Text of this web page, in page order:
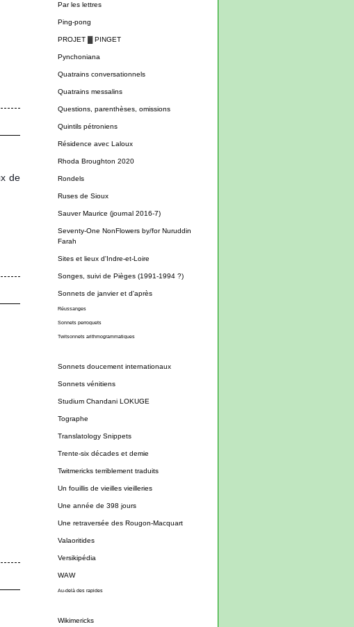
Par les lettres
Ping-pong
PROJET ▓ PINGET
Pynchoniana
Quatrains conversationnels
Quatrains messalins
Questions, parenthèses, omissions
Quintils pétroniens
Résidence avec Laloux
Rhoda Broughton 2020
Rondels
Ruses de Sioux
Sauver Maurice (journal 2016-7)
Seventy-One NonFlowers by/for Nuruddin
Farah
Sites et lieux d'Indre-et-Loire
Songes, suivi de Pièges (1991-1994 ?)
Sonnets de janvier et d'après
Réussanges
Sonnets perroquets
Twitsonnets arithmogrammatiques
Sonnets doucement internationaux
Sonnets vénitiens
Studium Chandani LOKUGE
Tographe
Translatology Snippets
Trente-six décades et demie
Twitmericks terriblement traduits
Un fouillis de vieilles vieilleries
Une année de 398 jours
Une retraversée des Rougon-Macquart
Valaoritides
Versikipédia
WAW
Au-delà des rapides
Wikimericks
de